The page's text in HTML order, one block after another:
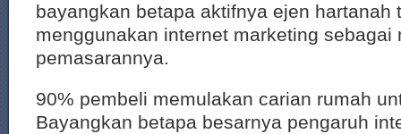
bayangkan betapa aktifnya ejen hartanah
menggunakan internet marketing sebagai
pemasarannya.
90% pembeli memulakan carian rumah
Bayangkan betapa besarnya pengaruh